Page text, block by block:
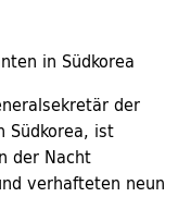
in Südkorea
der
Südkorea, ist
der Nacht
verhafteten neun